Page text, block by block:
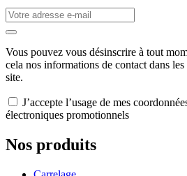
Vous pouvez vous désinscrire à tout
cela nos informations de contact dans
site.
J’accepte l’usage de mes
électroniques promotionnels
Nos produits